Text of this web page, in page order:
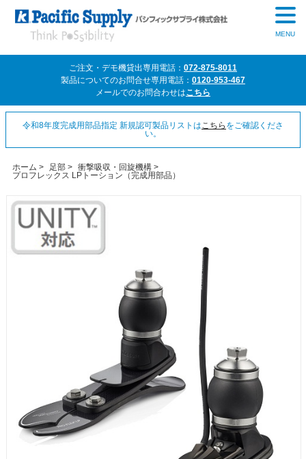
MENU
ご注文・デモ機貸出専用電話： 072-875-8011
製品についてのお問合せ専用電話： 0120-953-467
メールでのお問合わせはこちら
令和8年度完成用部品指定 新規認可製品リストはこちら をご確認くださ
い。
ホーム > 足部 > 衝撃吸収・回旋機構 >
プロフレックス LPトーション（完成用部品）